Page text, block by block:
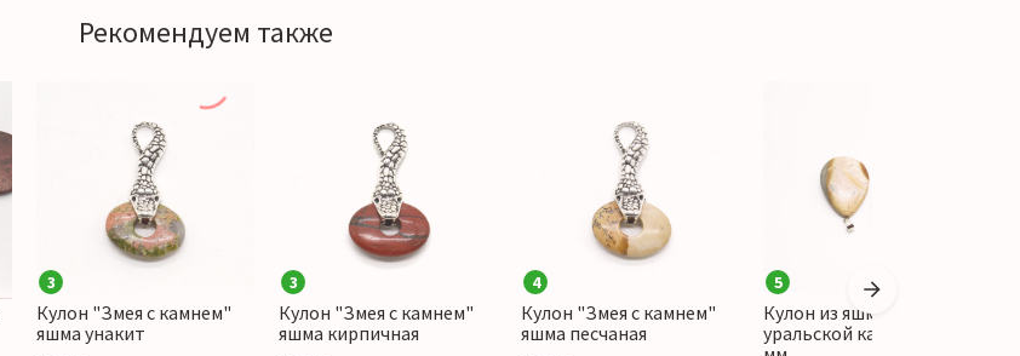
Рекомендуем также
3
Кулон "Змея с камнем"
яшма унакит
3
Кулон "Змея с камнем"
яшма кирпичная
4
Кулон "Змея с камнем"
яшма песчаная
5
Кулон из яшмы
уральской капля 40*30